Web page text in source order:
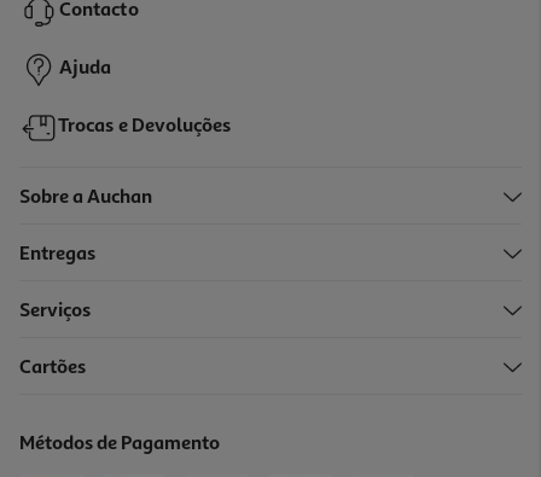
19,99 €
-14%
Price reduced from
38,40 €to
Contacto
Ajuda
Trocas e Devoluções
Sobre a Auchan
Entregas
Serviços
Cartões
Métodos de Pagamento